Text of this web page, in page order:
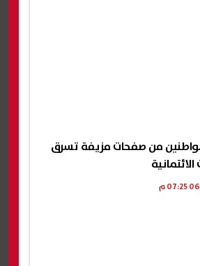
من صفحات مزيفة تسرق